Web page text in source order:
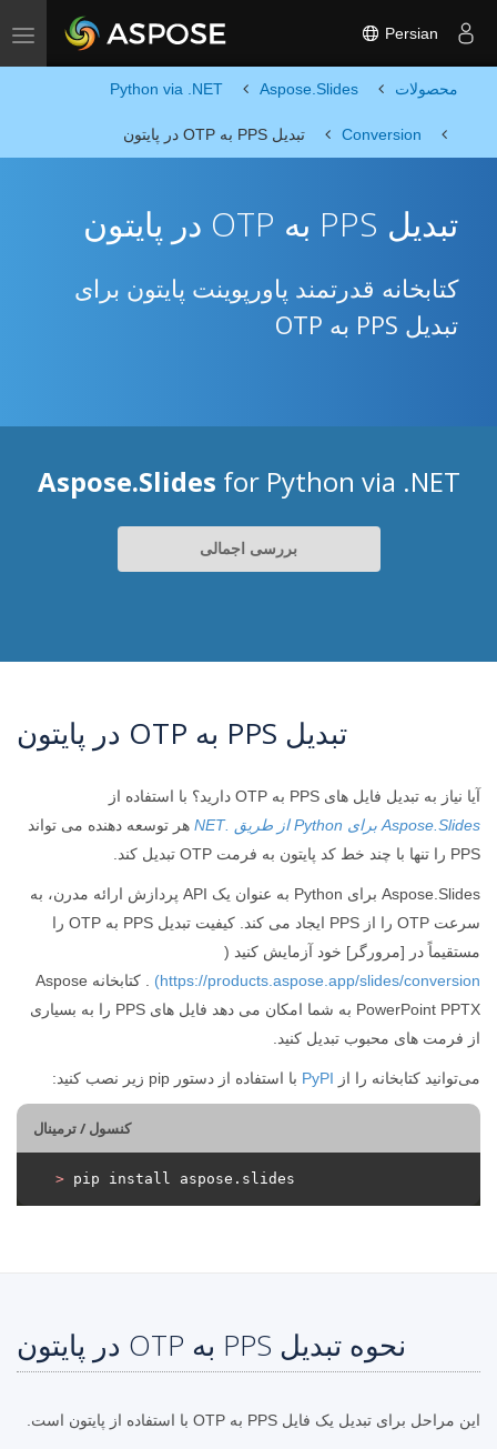
Toggle navigation Persian
محصولات Aspose.Slides
Python via .NET
Conversion تبدیل PPS به OTP در پایتون
تبدیل PPS به OTP در پایتون
کتابخانه قدرتمند پاورپوینت پایتون برای
تبدیل PPS به OTP
Aspose.Slides for Python via .NET
بررسی اجمالی
تبدیل PPS به OTP در پایتون
آیا نیاز به تبدیل فایل های PPS به OTP دارید؟ با استفاده از
Aspose.Slides برای Python از طریق .NET
هر توسعه دهنده می تواند
PPS را تنها با چند خط کد پایتون به فرمت OTP تبدیل کند.
Aspose.Slides برای Python به عنوان یک API پردازش ارائه مدرن، به
سرعت OTP را از PPS ایجاد می کند. کیفیت تبدیل PPS به OTP را
مستقیماً در [مرورگر] خود آزمایش کنید (
https://products.aspose.app/slides/conversion)
. کتابخانه Aspose
PowerPoint PPTX به شما امکان می دهد فایل های PPS را به بسیاری
از فرمت های محبوب تبدیل کنید.
می‌توانید کتابخانه را از PyPI با استفاده از دستور pip زیر نصب کنید:
کنسول / ترمینال
> pip install aspose.slides
نحوه تبدیل PPS به OTP در پایتون
این مراحل برای تبدیل یک فایل PPS به OTP با استفاده از پایتون است.